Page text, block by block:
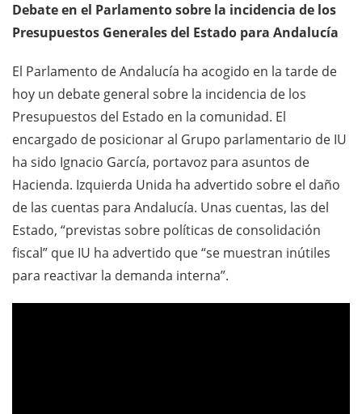
Debate en el Parlamento sobre la incidencia de los
Presupuestos Generales del Estado para Andalucía
El Parlamento de Andalucía ha acogido en la tarde de
hoy un debate general sobre la incidencia de los
Presupuestos del Estado en la comunidad. El
encargado de posicionar al Grupo parlamentario de IU
ha sido Ignacio García, portavoz para asuntos de
Hacienda. Izquierda Unida ha advertido sobre el daño
de las cuentas para Andalucía. Unas cuentas, las del
Estado, “previstas sobre políticas de consolidación
fiscal” que IU ha advertido que “se muestran inútiles
para reactivar la demanda interna”.